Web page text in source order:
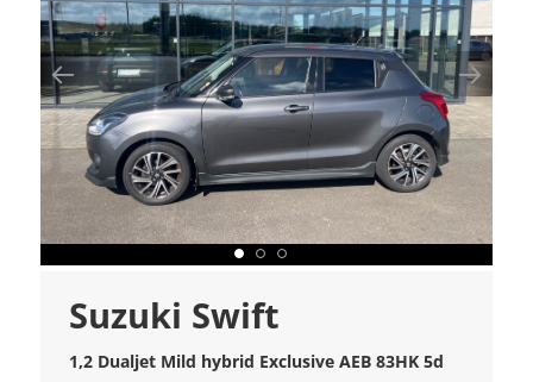
Suzuki Swift
1,2 Dualjet Mild hybrid Exclusive AEB 83HK 5d